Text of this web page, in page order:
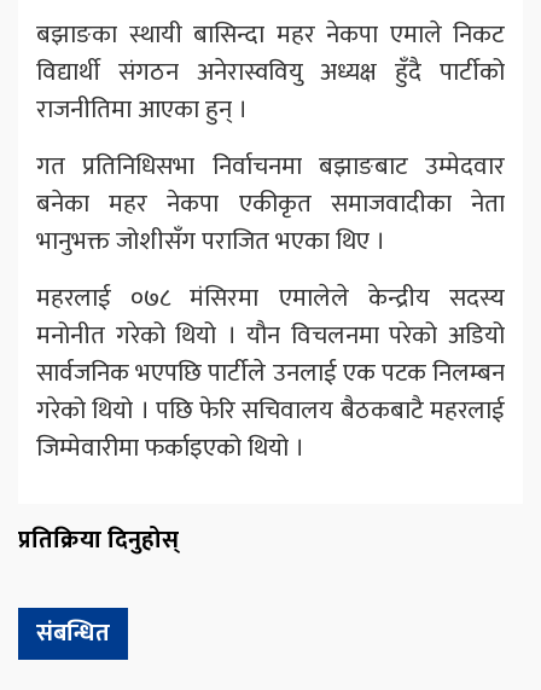
बझाङका स्थायी बासिन्दा महर नेकपा एमाले निकट
विद्यार्थी संगठन अनेरास्ववियु अध्यक्ष हुँदै पार्टीको
राजनीतिमा आएका हुन् ।
गत प्रतिनिधिसभा निर्वाचनमा बझाङबाट उम्मेदवार
बनेका महर नेकपा एकीकृत समाजवादीका नेता
भानुभक्त जोशीसँग पराजित भएका थिए ।
महरलाई ०७८ मंसिरमा एमालेले केन्द्रीय सदस्य
मनोनीत गरेको थियो । यौन विचलनमा परेको अडियो
सार्वजनिक भएपछि पार्टीले उनलाई एक पटक निलम्बन
गरेको थियो । पछि फेरि सचिवालय बैठकबाटै महरलाई
जिम्मेवारीमा फर्काइएको थियो ।
प्रतिक्रिया दिनुहोस्
संबन्धित